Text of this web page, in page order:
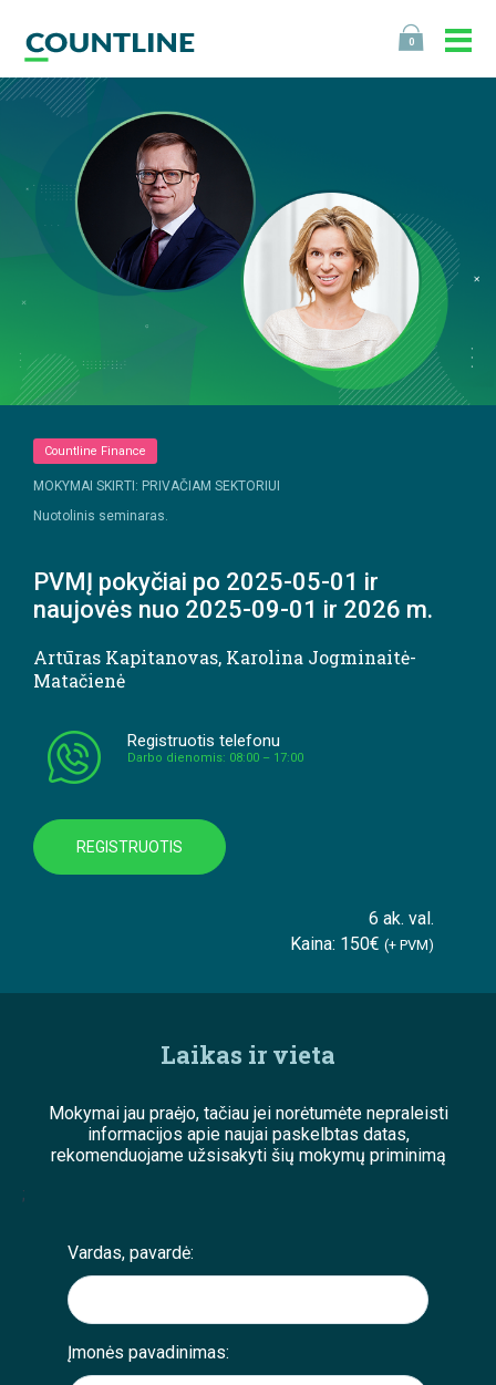
0
Countline Finance
MOKYMAI SKIRTI: PRIVAČIAM SEKTORIUI
Nuotolinis seminaras.
PVMĮ pokyčiai po 2025-05-01 ir
naujovės nuo 2025-09-01 ir 2026 m.
Artūras Kapitanovas, Karolina Jogminaitė-
Matačienė
Registruotis telefonu
Darbo dienomis: 08:00 – 17:00
REGISTRUOTIS
6 ak. val.
Kaina: 150€ (+ PVM)
Laikas ir vieta
Mokymai jau praėjo, tačiau jei norėtumėte nepraleisti
informacijos apie naujai paskelbtas datas,
rekomenduojame užsisakyti šių mokymų priminimą
;
Vardas, pavardė:
Įmonės pavadinimas: